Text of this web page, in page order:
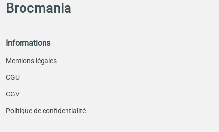
Brocmania
Informations
Mentions légales
CGU
CGV
Politique de confidentialité